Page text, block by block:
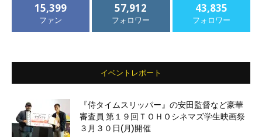
15,399
ファン
57,912
フォロワー
43,835
フォロワー
イベントレポート
『侍タイムスリッパー』の安田監督など豪華
審査員 第１９回ＴＯＨＯシネマズ学生映画祭
３月３０日(月)開催